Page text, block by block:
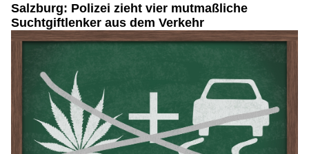
Salzburg: Polizei zieht vier mutmaßliche
Suchtgiftlenker aus dem Verkehr